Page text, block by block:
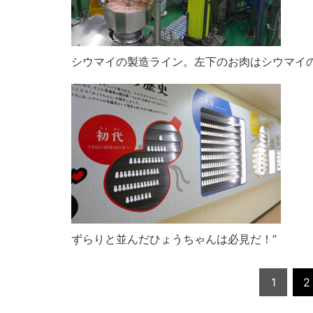
シウマイの製造ライン。左下のお肉はシウマイ
ずらりと並んだひょうちゃんは必見だ！”
1 2